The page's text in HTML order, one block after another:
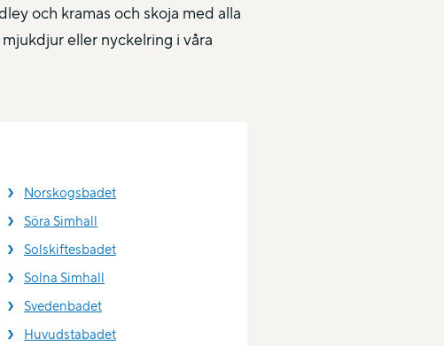
och kramas och skoja med alla
eller nyckelring i våra
Norskogsbadet
Söra Simhall
Solskiftesbadet
Solna Simhall
Svedenbadet
Huvudstabadet